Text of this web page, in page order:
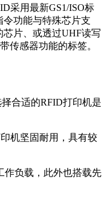
采用最新GS1/ISO标
功能与特殊芯片支
片、或透过UHF读写
传感器功能的标签。
机坚固耐用，具有较
作负载，此外也搭载先